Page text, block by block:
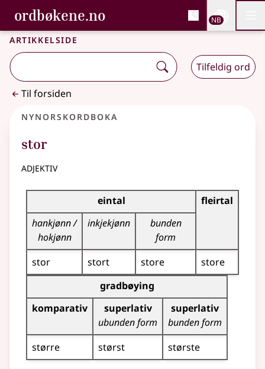
Gå til hovedinnhold
Tilgjengelighet
ordbøkene.no, Bokmålsordboka og
Bokmålsordboka og Nynorskordboka
NB
Artikkelside
Tilfeldig ord
Til forsiden
Nynorskordboka
stor
adjektiv
Bøyningstabell for dette adjektivet
eintal
fleirtal
hankjønn /
hokjønn
inkjekjønn
bunden
form
stor
stort store
store
Bøyningstabell for dette adjektivet (gradbøyning)
gradbøying
komparativ
superlativ
ubunden form
superlativ
bunden form
større
størst største